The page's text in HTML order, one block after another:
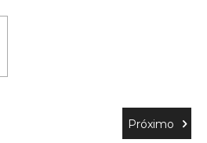
Próximo